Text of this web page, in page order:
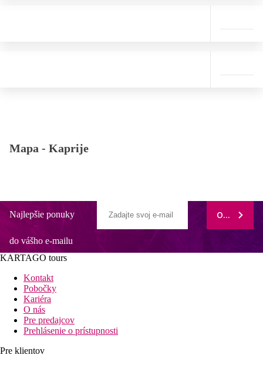
Mapa - Kaprije
Najlepšie ponuky
do vášho e-mailu
ODOBERAŤ
KARTAGO tours
Kontakt
Pobočky
Kariéra
O nás
Pre predajcov
Prehlásenie o prístupnosti
Pre klientov